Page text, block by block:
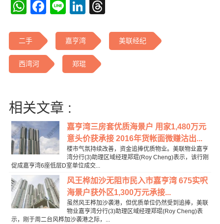
WhatsApp
Facebook
LineLinkedIn
二手 嘉亨湾 美联经纪
西湾河 郑琨
相关文章 :
嘉亨湾三房套优质海景户 用家1,480万元
意头价获承接 2016年货帐面微赚沽出...
楼市气氛持续改善，资金追捧优质物业。美联物业嘉亨
湾分行(3)助理区域经理郑琨(Roy Cheng)表示，该行刚
促成嘉亨湾6座低层D室单位成交...
风王桦加沙无阻市民入市嘉亨湾 675实呎
海景户获外区1,300万元承接...
虽然风王桦加沙袭港，但优质单位仍然受到追捧，美联
物业嘉亨湾分行(3)助理区域经理郑琨(Roy Cheng)表
示，刚于周二台风桦加沙袭港之际，...